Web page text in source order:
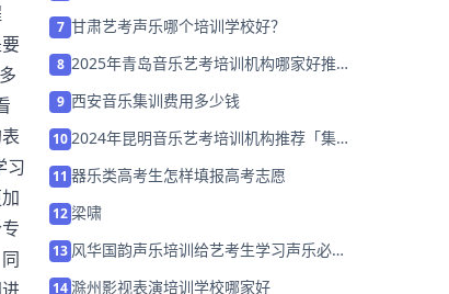
习
7 甘肃艺考声乐哪个培训学校好？
8 2025年青岛音乐艺考培训机构哪家好推荐
9 西安音乐集训费用多少钱
102024年昆明音乐艺考培训机构推荐「集训
11 器乐类高考生怎样填报高考志愿
12梁啸
13 风华国韵声乐培训给艺考生学习声乐必要
14滁州影视表演培训学校哪家好